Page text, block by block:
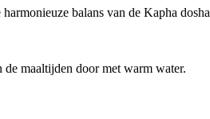
balans van de Kapha
de maaltijden door met warm water.